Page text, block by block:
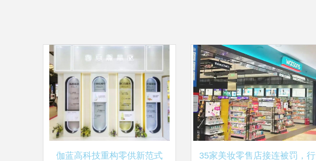
伽蓝高科技重构零供新范式 35家美妆零售店接连被罚，行